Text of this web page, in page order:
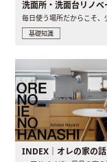
基礎知識
INDEX｜オレの家の話